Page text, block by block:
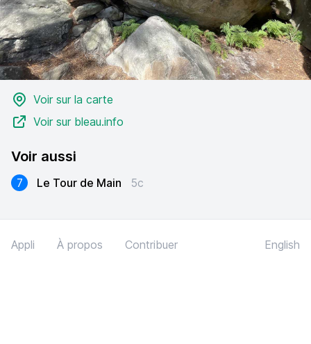
Voir sur la carte
Voir sur bleau.info
Voir aussi
7 Le Tour de Main 5c
Appli À propos Contribuer English